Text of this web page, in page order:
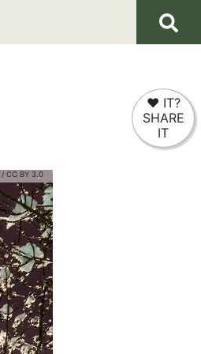
❤ IT?
SHARE
IT
/ CC BY 3.0